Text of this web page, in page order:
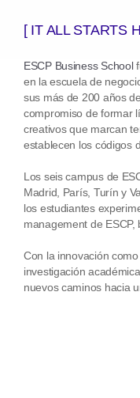
[ IT ALL STARTS
ESCP Business School
en la escuela de
sus más de 200 años
compromiso de formar
creativos que marcan
establecen los códigos
Los seis campus de
Madrid, París, Turín y
los estudiantes
management de ESCP,
Con la innovación
investigación
nuevos caminos hacia